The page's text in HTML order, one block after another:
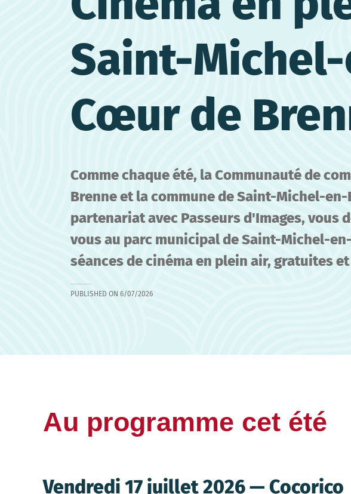
Saint-
Cœur de
Comme chaque été, la Communauté de
Brenne et la commune de Saint-Michel-en-
partenariat avec Passeurs d'Images, vous
vous au parc municipal de Saint-Michel-
séances de cinéma en plein air, gratuites
PUBLISHED ON 6/07/2026
Au programme cet été
Vendredi 17 juillet 2026 — Cocorico